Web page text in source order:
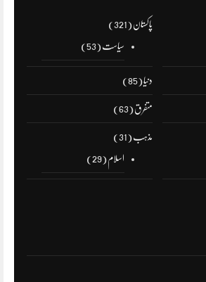
پاکستان(321)
سیاست(53)
دنیا(85)
متفرق(63)
مذہب(31)
اسلام (29)